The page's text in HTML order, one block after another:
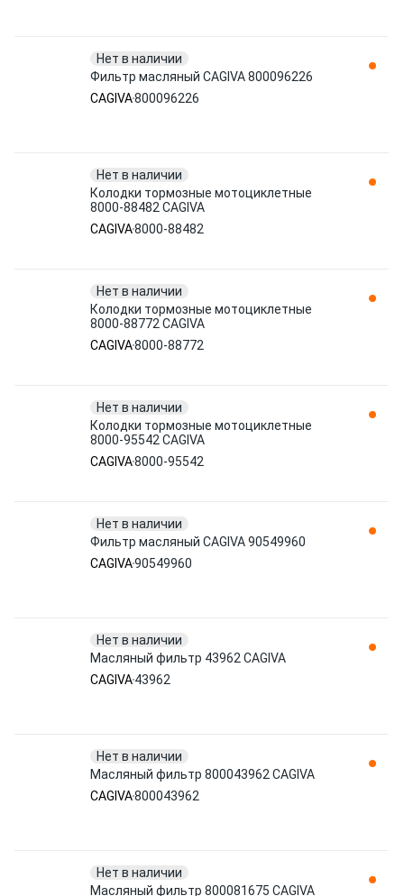
Нет в наличии
Фильтр масляный CAGIVA 800096226
CAGIVA800096226
Нет в наличии
Колодки тормозные мотоциклетные
8000-88482 CAGIVA
CAGIVA8000-88482
Нет в наличии
Колодки тормозные мотоциклетные
8000-88772 CAGIVA
CAGIVA8000-88772
Нет в наличии
Колодки тормозные мотоциклетные
8000-95542 CAGIVA
CAGIVA8000-95542
Нет в наличии
Фильтр масляный CAGIVA 90549960
CAGIVA90549960
Нет в наличии
Масляный фильтр 43962 CAGIVA
CAGIVA43962
Нет в наличии
Масляный фильтр 800043962 CAGIVA
CAGIVA800043962
Нет в наличии
Масляный фильтр 800081675 CAGIVA